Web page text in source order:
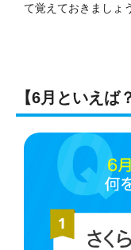
て覚えておきましょ
【6月といえば